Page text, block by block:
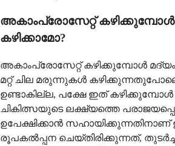
അകാംപ്രോസേറ്റ് കഴിക്കുമ്പോൾ
കഴിക്കാമോ?
അകാംപ്രോസേറ്റ് കഴിക്കുമ്പോൾ മദ്യം
മറ്റ് ചില മരുന്നുകൾ
ഉണ്ടാകില്ല, പക്ഷേ ഇത് കഴിക്കുമ്പോൾ
ചികിത്സയുടെ ലക്ഷ്യത്തെ
ഉപേക്ഷിക്കാൻ
രൂപകൽപ്പന ചെയ്തിരിക്കുന്നത്,